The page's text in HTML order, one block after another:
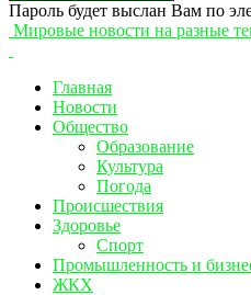
Пароль будет выслан Вам по
Мировые новости на разные
Главная
Новости
Общество
Образование
Культура
Погода
Происшествия
Здоровье
Спорт
Промышленность и
ЖКХ